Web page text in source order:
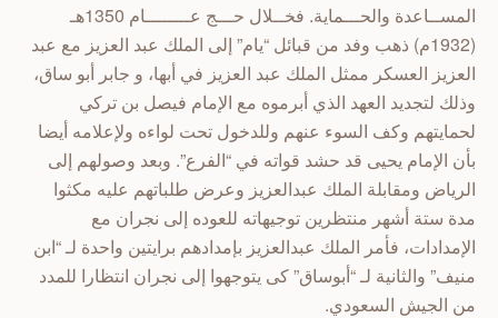
المســاعدة والحـــماية. فخــلال حـــج عــــــــام 1350هـ
(1932م) ذهب وفد من قبائل “يام” إلى الملك عبد العزيز مع عبد
العزيز العسكر ممثل الملك عبد العزيز في أبها، و جابر أبو ساق،
وذلك لتجديد العهد الذي أبرموه مع الإمام فيصل بن تركي
لحمايتهم وكف السوء عنهم وللدخول تحت لواءه ولإعلامه أيضا
بأن الإمام يحيى قد حشد قواته في “الفرع”. وبعد وصولهم إلى
الرياض ومقابلة الملك عبدالعزيز وعرض طلباتهم عليه مكثوا
مدة ستة أشهر منتظرين توجيهاته للعوده إلى نجران مع
الإمدادات، فأمر الملك عبدالعزيز بإمدادهم برايتين واحدة لـ “ابن
منيف” والثانية لـ “أبوساق” كى يتوجهوا إلى نجران انتظارا للمدد
من الجيش السعودي.